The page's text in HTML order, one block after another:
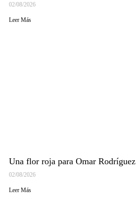
02/08/2026
Leer Más
Una flor roja para Omar Rodríguez
02/08/2026
Leer Más